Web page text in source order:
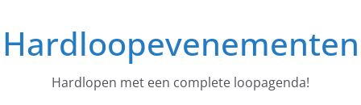
naar
deHardloopevenementen
Hardlopen met een complete loopagenda!